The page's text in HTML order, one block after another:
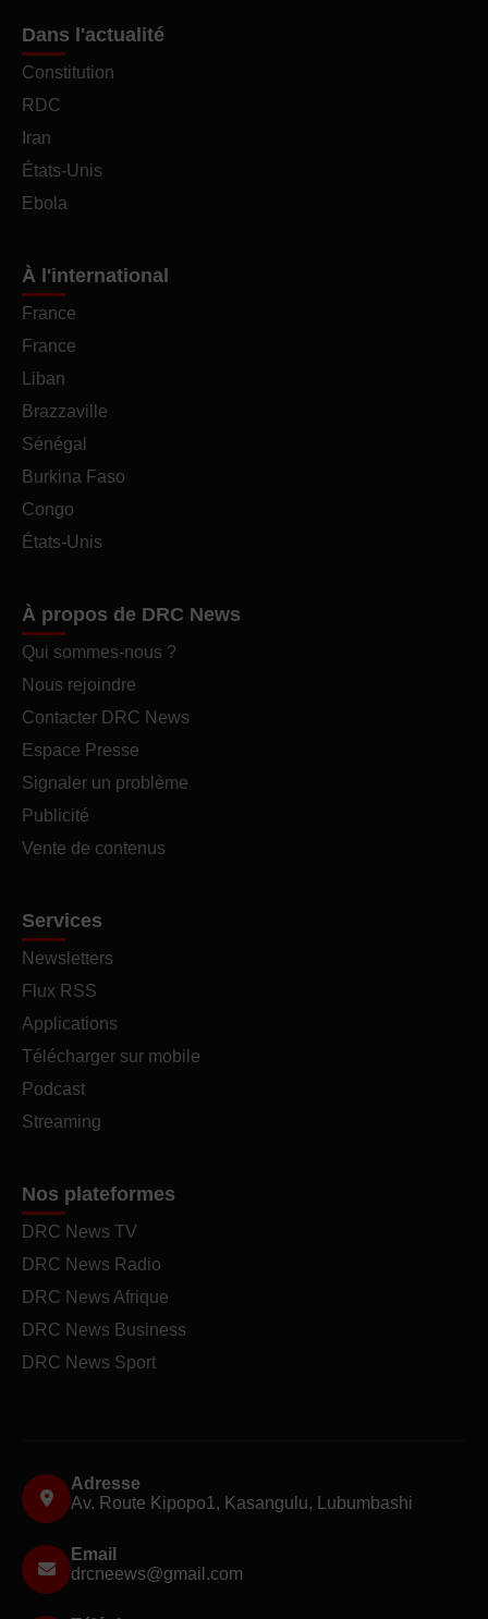
Dans l'actualité
Constitution
RDC
Iran
États-Unis
Ebola
À l'international
France
France
Liban
Brazzaville
Sénégal
Burkina Faso
Congo
États-Unis
À propos de DRC News
Qui sommes-nous ?
Nous rejoindre
Contacter DRC News
Espace Presse
Signaler un problème
Publicité
Vente de contenus
Services
Newsletters
Flux RSS
Applications
Télécharger sur mobile
Podcast
Streaming
Nos plateformes
DRC News TV
DRC News Radio
DRC News Afrique
DRC News Business
DRC News Sport
Adresse
Av. Route Kipopo1, Kasangulu, Lubumbashi
Email
drcneews@gmail.com